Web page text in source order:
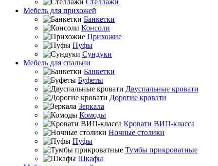
Стеллажи
Мебель для прихожей
Банкетки
Консоли
Прихожие
Пуфы
Сундуки
Мебель для спальни
Банкетки
Буфеты
Двуспальные кровати
Дорогие кровати
Зеркала
Комоды
Кровати ВИП-класса
Ночные столики
Пуфы
Тумбы прикроватные
Шкафы